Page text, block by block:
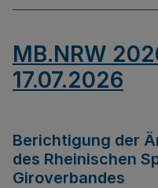
MB.NRW
17.07.2026
Berichtigung der
des Rheinischen
Giroverbandes